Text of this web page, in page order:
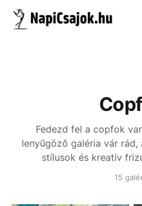
Fedezd fel a copfok
lenyűgöző galéria vár
stílusok és kreatív
15